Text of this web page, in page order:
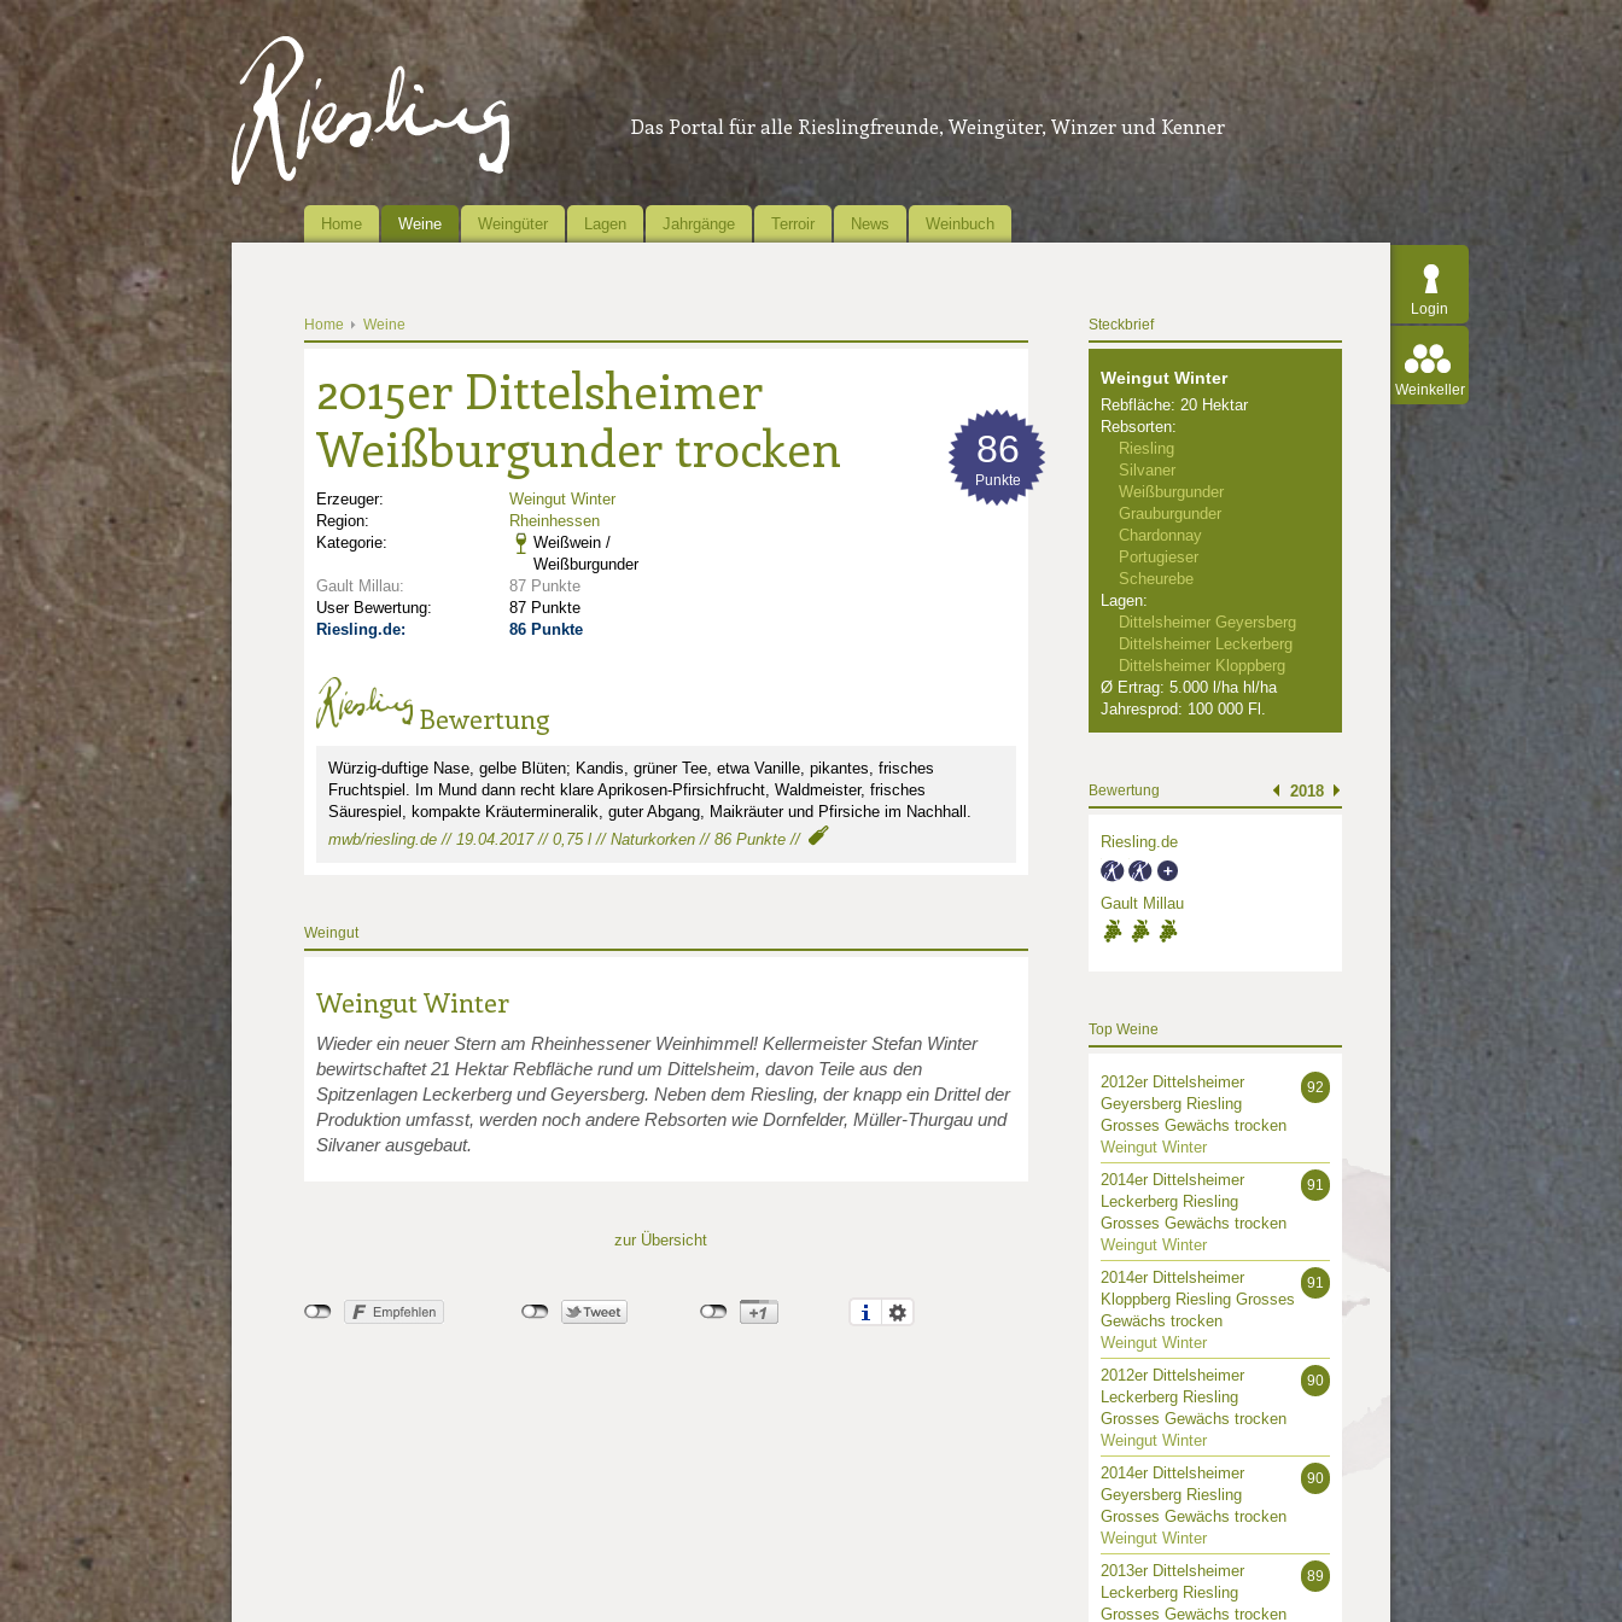
Das Portal für alle Rieslingfreunde, Weingüter, Winzer und Kenner
Home Weine Weingüter Lagen Jahrgänge Terroir News Weinbuch
Login
Weinkeller
Home Weine
2015er Dittelsheimer
Weißburgunder trocken
Erzeuger:
Weingut Winter
Region:
Rheinhessen
Kategorie:
Weißwein /
Weißburgunder
Gault Millau:
87 Punkte
User Bewertung:
87 Punkte
Riesling.de:
86 Punkte
86
Punkte
Bewertung
Würzig-duftige Nase, gelbe Blüten; Kandis, grüner Tee, etwa Vanille, pikantes, frisches
Fruchtspiel. Im Mund dann recht klare Aprikosen-Pfirsichfrucht, Waldmeister, frisches
Säurespiel, kompakte Kräutermineralik, guter Abgang, Maikräuter und Pfirsiche im Nachhall.
mwb/riesling.de // 19.04.2017 // 0,75 l // Naturkorken // 86 Punkte //
Weingut
Weingut Winter
Wieder ein neuer Stern am Rheinhessener Weinhimmel! Kellermeister Stefan Winter
bewirtschaftet 21 Hektar Rebfläche rund um Dittelsheim, davon Teile aus den
Spitzenlagen Leckerberg und Geyersberg. Neben dem Riesling, der knapp ein Drittel der
Produktion umfasst, werden noch andere Rebsorten wie Dornfelder, Müller-Thurgau und
Silvaner ausgebaut.
zur Übersicht
Steckbrief
Weingut Winter
Rebfläche: 20 Hektar
Rebsorten:
Riesling
Silvaner
Weißburgunder
Grauburgunder
Chardonnay
Portugieser
Scheurebe
Lagen:
Dittelsheimer Geyersberg
Dittelsheimer Leckerberg
Dittelsheimer Kloppberg
Ø Ertrag: 5.000 l/ha hl/ha
Jahresprod: 100 000 Fl.
Bewertung 2018
Riesling.de
2.5 2.5
Gault Millau
3
Punkte: 3
Punkte: 3
Top Weine
92
2012er Dittelsheimer
Geyersberg Riesling
Grosses Gewächs trocken
Weingut Winter
91
2014er Dittelsheimer
Leckerberg Riesling
Grosses Gewächs trocken
Weingut Winter
91
2014er Dittelsheimer
Kloppberg Riesling Grosses
Gewächs trocken
Weingut Winter
90
2012er Dittelsheimer
Leckerberg Riesling
Grosses Gewächs trocken
Weingut Winter
90
2014er Dittelsheimer
Geyersberg Riesling
Grosses Gewächs trocken
Weingut Winter
89
2013er Dittelsheimer
Leckerberg Riesling
Grosses Gewächs trocken